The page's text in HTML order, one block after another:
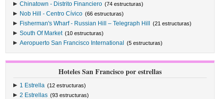
Chinatown - Distrito Financiero (74 estructuras)
Nob Hill - Centro Cívico (66 estructuras)
Fisherman's Wharf - Russian Hill – Telegraph Hill (21 estructuras)
South Of Market (10 estructuras)
Aeropuerto San Francisco International (5 estructuras)
Hoteles San Francisco por estrellas
1 Estrella (12 estructuras)
2 Estrellas (93 estructuras)